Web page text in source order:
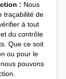
: Nous
traçabilité de
à tout
du contrôle
Que ce soit
ou pour le
pouvons